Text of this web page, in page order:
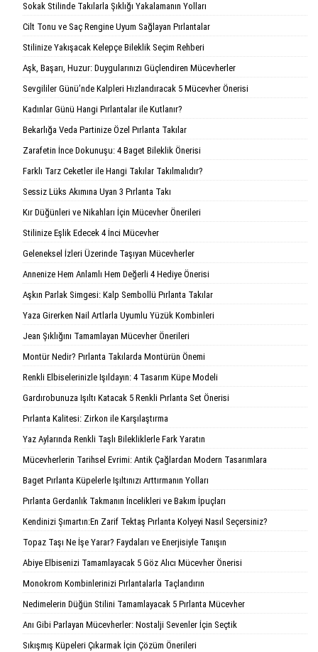
Sokak Stilinde Takılarla Şıklığı Yakalamanın Yolları
Cilt Tonu ve Saç Rengine Uyum Sağlayan Pırlantalar
Stilinize Yakışacak Kelepçe Bileklik Seçim Rehberi
Aşk, Başarı, Huzur: Duygularınızı Güçlendiren Mücevherler
Sevgililer Günü’nde Kalpleri Hızlandıracak 5 Mücevher Önerisi
Kadınlar Günü Hangi Pırlantalar ile Kutlanır?
Bekarlığa Veda Partinize Özel Pırlanta Takılar
Zarafetin İnce Dokunuşu: 4 Baget Bileklik Önerisi
Farklı Tarz Ceketler ile Hangi Takılar Takılmalıdır?
Sessiz Lüks Akımına Uyan 3 Pırlanta Takı
Kır Düğünleri ve Nikahları İçin Mücevher Önerileri
Stilinize Eşlik Edecek 4 İnci Mücevher
Geleneksel İzleri Üzerinde Taşıyan Mücevherler
Annenize Hem Anlamlı Hem Değerli 4 Hediye Önerisi
Aşkın Parlak Simgesi: Kalp Sembollü Pırlanta Takılar
Yaza Girerken Nail Artlarla Uyumlu Yüzük Kombinleri
Jean Şıklığını Tamamlayan Mücevher Önerileri
Montür Nedir? Pırlanta Takılarda Montürün Önemi
Renkli Elbiselerinizle Işıldayın: 4 Tasarım Küpe Modeli
Gardırobunuza Işıltı Katacak 5 Renkli Pırlanta Set Önerisi
Pırlanta Kalitesi: Zirkon ile Karşılaştırma
Yaz Aylarında Renkli Taşlı Bilekliklerle Fark Yaratın
Mücevherlerin Tarihsel Evrimi: Antik Çağlardan Modern Tasarımlara
Baget Pırlanta Küpelerle Işıltınızı Arttırmanın Yolları
Pırlanta Gerdanlık Takmanın İncelikleri ve Bakım İpuçları
Kendinizi Şımartın:En Zarif Tektaş Pırlanta Kolyeyi Nasıl Seçersiniz?
Topaz Taşı Ne İşe Yarar? Faydaları ve Enerjisiyle Tanışın
Abiye Elbisenizi Tamamlayacak 5 Göz Alıcı Mücevher Önerisi
Monokrom Kombinlerinizi Pırlantalarla Taçlandırın
Nedimelerin Düğün Stilini Tamamlayacak 5 Pırlanta Mücevher
Anı Gibi Parlayan Mücevherler: Nostalji Sevenler İçin Seçtik
Sıkışmış Küpeleri Çıkarmak İçin Çözüm Önerileri